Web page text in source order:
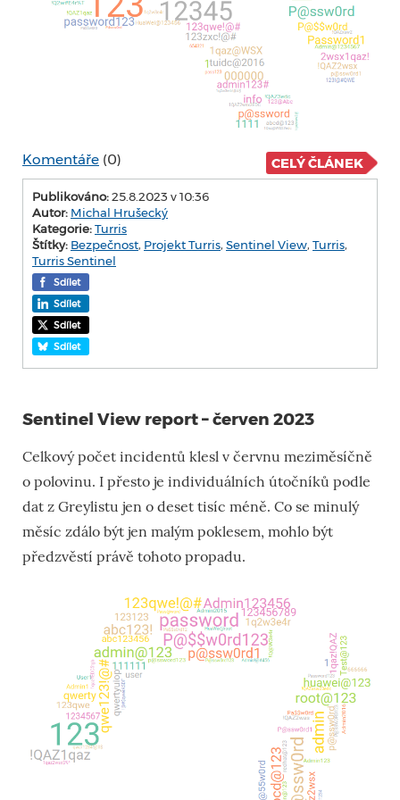
Komentáře (0) CELÝ ČLÁNEK
Publikováno:25.8.2023 v 10:36
Autor: Michal Hrušecký
Kategorie:Turris
Štítky: Bezpečnost, Projekt Turris, Sentinel View, Turris,
Turris Sentinel
Sdílet
Sdílet
Sdílet
Sdílet
Sentinel View report – červen 2023
Celkový počet incidentů klesl v červnu meziměsíčně
o polovinu. I přesto je individuálních útočníků podle
dat z Greylistu jen o deset tisíc méně. Co se minulý
měsíc zdálo být jen malým poklesem, mohlo být
předzvěstí právě tohoto propadu.